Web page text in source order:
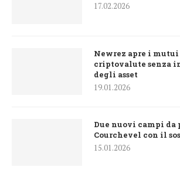
17.02.2026
Newrez apre i
criptovalute senza
degli asset
19.01.2026
Due nuovi campi da
Courchevel con il
15.01.2026